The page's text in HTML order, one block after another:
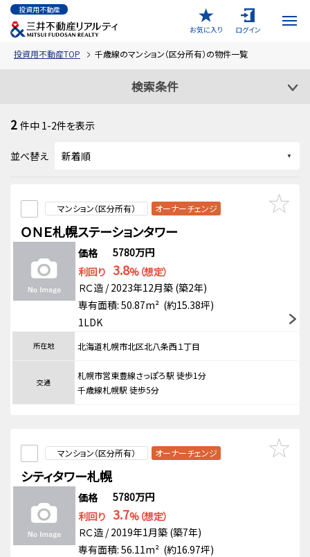
投資用不動産
お気に入り
ログイン
投資用不動産TOP 千歳線のマンション（区分所有）の物件一覧
検索条件
2 件中 1-2件を表示
並べ替え
マンション（区分所有） オーナーチェンジ
ＯＮＥ札幌ステーションタワー
価格
5780万円
利回り 3.8%（想定）
ＲＣ造 / 2023年12月築 (築2年)
専有面積: 50.87m² (約15.38坪)
1LDK
所在地 北海道札幌市北区北八条西１丁目
交通
札幌市営東豊線さっぽろ駅 徒歩1分
千歳線札幌駅 徒歩5分
マンション（区分所有） オーナーチェンジ
シティタワー札幌
価格
5780万円
利回り 3.7%（想定）
ＲＣ造 / 2019年1月築 (築7年)
専有面積: 56.11m² (約16.97坪)